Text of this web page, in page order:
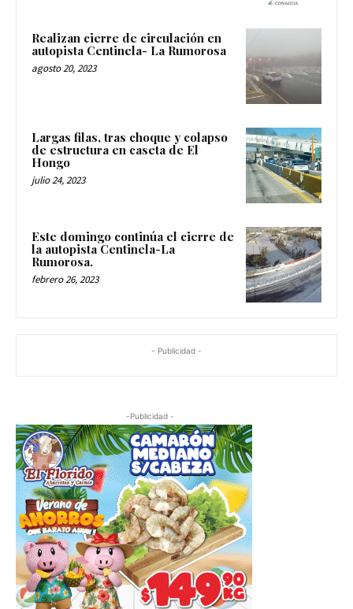
Realizan cierre de circulación en
autopista Centinela- La Rumorosa
agosto 20, 2023
Largas filas, tras choque y colapso
de estructura en caseta de El
Hongo
julio 24, 2023
Este domingo continúa el cierre de
la autopista Centinela-La
Rumorosa.
febrero 26, 2023
- Publicidad -
-Publicidad -